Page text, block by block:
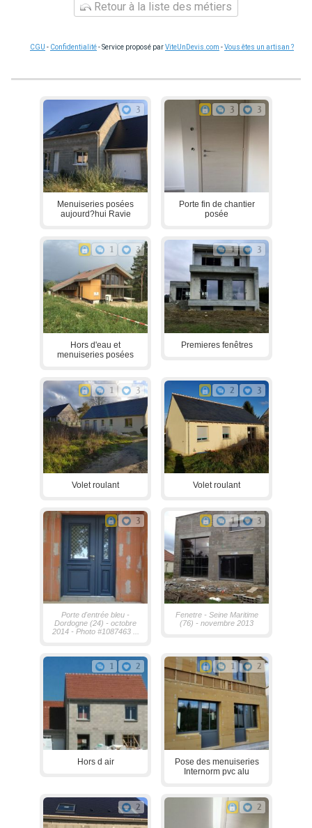
Retour à la liste des métiers
CGU - Confidentialité- Service proposé parViteUnDevis.com -Vous êtes un artisan ?
3
Menuiseries posées
aujourd?hui Ravie
3 3
Porte fin de chantier
posée
1 3
Hors d'eau et
menuiseries posées
1 3
Premieres fenêtres
1 3
Volet roulant
2 3
Volet roulant
3
Porte d'entrée bleu -
Dordogne (24) - octobre
2014 - Photo #1087463 ...
1 3
Fenetre - Seine Maritime
(76) - novembre 2013
1 2
Hors d air
1 2
Pose des menuiseries
Internorm pvc alu
2 2